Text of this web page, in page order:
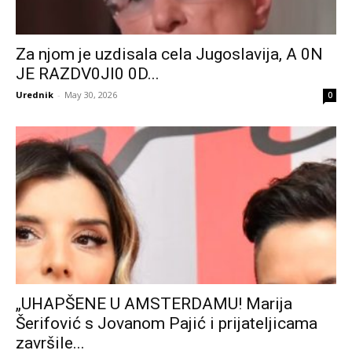
Za njom je uzdisala cela Jugoslavija, A 0N
JE RAZDV0Jl0 0D...
Urednik - May 30, 2026 0
„UHAPŠENE U AMSTERDAMU! Marija
Šerifović s Jovanom Pajić i prijateljicama
završile...